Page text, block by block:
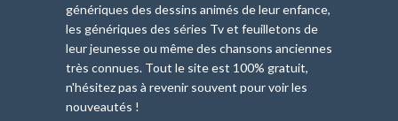
génériques des dessins animés de leur enfance,
les génériques des séries Tv et feuilletons de
leur jeunesse ou même des chansons anciennes
très connues. Tout le site est 100% gratuit,
n'hésitez pas à revenir souvent pour voir les
nouveautés !